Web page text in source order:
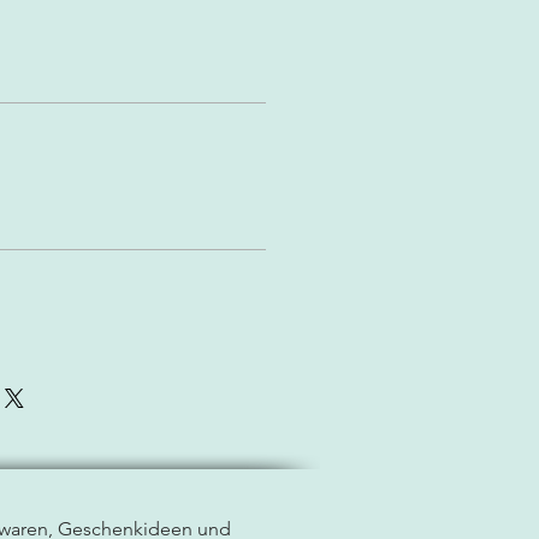
Geschenkideen und